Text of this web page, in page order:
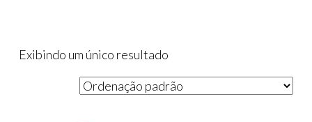
Exibindo um único resultado